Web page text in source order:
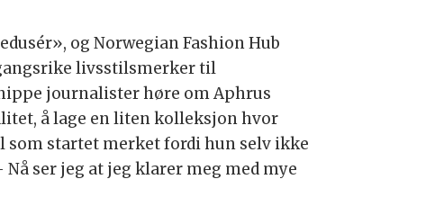
og Norwegian Fashion Hub
livsstilsmerker til
journalister høre om Aphrus
å lage en liten kolleksjon hvor
som startet merket fordi hun selv ikke
ser jeg at jeg klarer meg med mye